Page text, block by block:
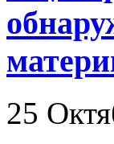
25